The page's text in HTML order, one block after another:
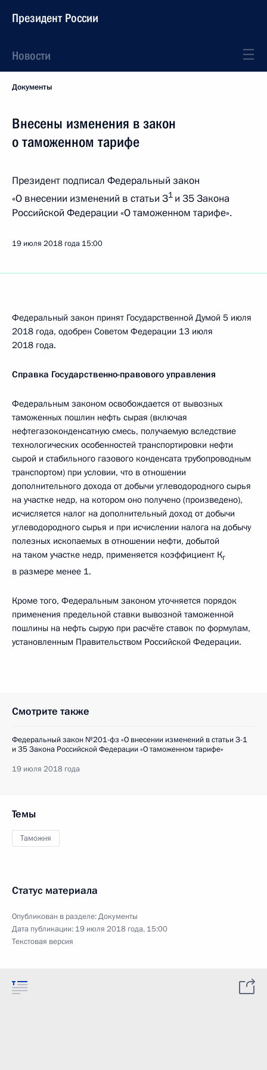
Президент России
Новости
Документы
Внесены изменения в закон
о таможенном тарифе
Президент подписал Федеральный закон
«О внесении изменений в статьи З1 и 35 Закона
Российской Федерации «О таможенном тарифе».
19 июля 2018 года 15:00
Федеральный закон принят Государственной Думой 5 июля
2018 года, одобрен Советом Федерации 13 июля
2018 года.
Справка Государственно-правового управления
Федеральным законом освобождается от вывозных
таможенных пошлин нефть сырая (включая
нефтегазоконденсатную смесь, получаемую вследствие
технологических особенностей транспортировки нефти
сырой и стабильного газового конденсата трубопроводным
транспортом) при условии, что в отношении
дополнительного дохода от добычи углеводородного сырья
на участке недр, на котором оно получено (произведено),
исчисляется налог на дополнительный доход от добычи
углеводородного сырья и при исчислении налога на добычу
полезных ископаемых в отношении нефти, добытой
на таком участке недр, применяется коэффициент Кг
в размере менее 1.
Кроме того, Федеральным законом уточняется порядок
применения предельной ставки вывозной таможенной
пошлины на нефть сырую при расчёте ставок по формулам,
установленным Правительством Российской Федерации.
Смотрите также
Федеральный закон №201-фз «О внесении изменений в статьи З-1
и 35 Закона Российской Федерации «О таможенном тарифе»
19 июля 2018 года
Темы
Таможня
Статус материала
Опубликован в разделе:Документы
Дата публикации: 19 июля 2018 года, 15:00
Текстовая версия